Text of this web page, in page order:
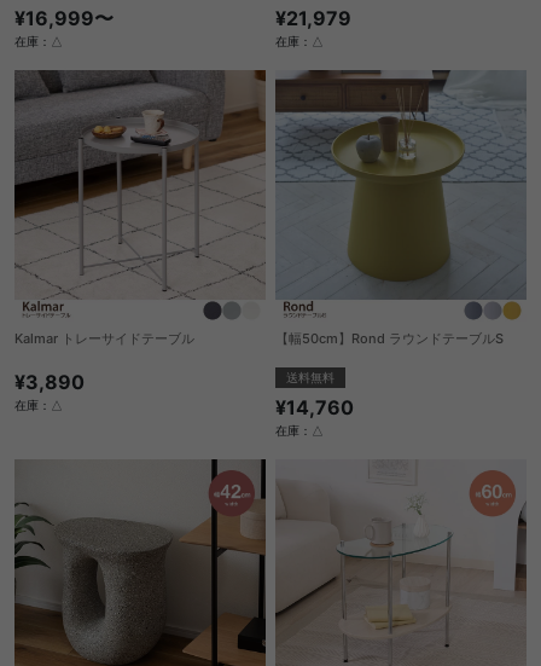
¥16,999〜
在庫：△
¥21,979
在庫：△
Kalmar トレーサイドテーブル
¥3,890
在庫：△
【幅50cm】Rond ラウンドテーブルS
送料無料
¥14,760
在庫：△